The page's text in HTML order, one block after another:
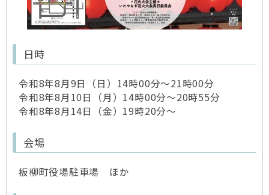
日時
令和8年8月9日（日）14時00分～21時00分
令和8年8月10日（月）14時00分～20時55分
令和8年8月14日（金）19時20分～
会場
板柳町役場駐車場 ほか